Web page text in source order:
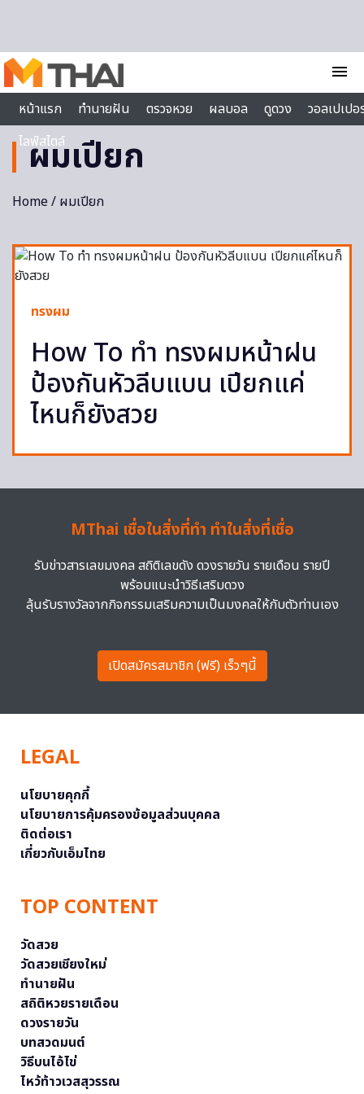
menu
หน้าแรก
ทำนายฝัน ตรวจหวย ผลบอล ดูดวง
วอลเปเป
ไลฟ์สไตล์
ผมเปียก
Home/ ผมเปียก
ทรงผม
How To ทำ ทรงผมหน้าฝน
ป้องกันหัวลีบแบน เปียกแค่
ไหนก็ยังสวย
MThai เชื่อในสิ่งที่ทำ ทำในสิ่งที่เชื่อ
รับข่าวสารเลขมงคล สถิติเลขดัง ดวงรายวัน รายเดือน รายปี
พร้อมแนะนำวิธีเสริมดวง
ลุ้นรับรางวัลจากกิจกรรมเสริมความเป็นมงคลให้กับตัวท่านเอง
เปิดสมัครสมาชิก (ฟรี) เร็วๆนี้
LEGAL
นโยบายคุกกี้
นโยบายการคุ้มครองข้อมูลส่วนบุคคล
ติดต่อเรา
เกี่ยวกับเอ็มไทย
TOP CONTENT
วัดสวย
วัดสวยเชียงใหม่
ทำนายฝัน
สถิติหวยรายเดือน
ดวงรายวัน
บทสวดมนต์
วิธีบนไอ้ไข่
ไหว้ท้าวเวสสุวรรณ